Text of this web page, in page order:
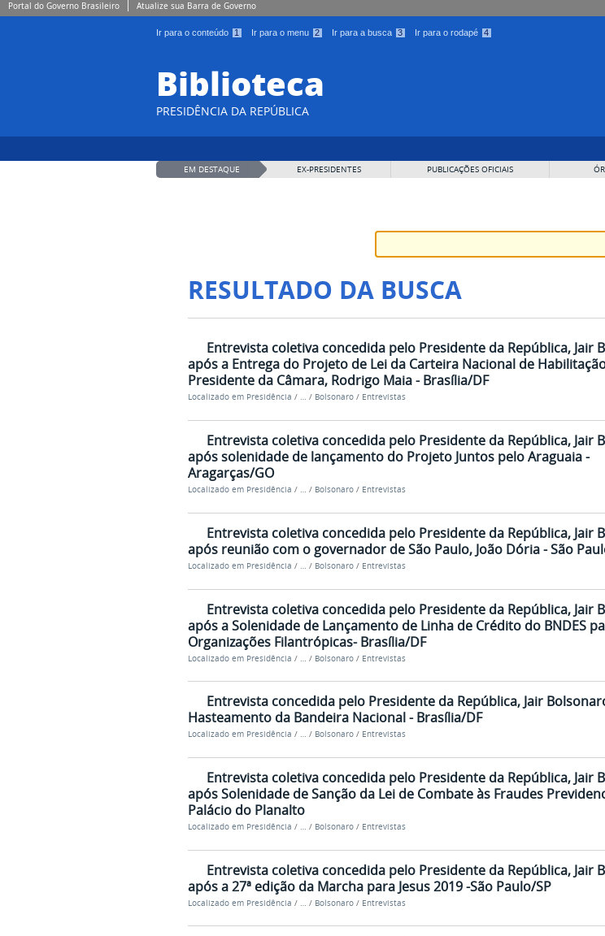
Portal do Governo Brasileiro Atualize sua Barra de Governo
Ir para o conteúdo 1 Ir para o menu 2 Ir para a busca 3 Ir para o rodapé 4
Biblioteca
PRESIDÊNCIA DA REPÚBLICA
EM DESTAQUE EX-PRESIDENTES PUBLICAÇÕES OFICIAIS
RESULTADO DA BUSCA
Entrevista coletiva concedida pelo Presidente da República, Jair
após a Entrega do Projeto de Lei da Carteira Nacional de
Presidente da Câmara, Rodrigo Maia - Brasília/DF
Localizado em Presidência / … / Bolsonaro / Entrevistas
Entrevista coletiva concedida pelo Presidente da República, Jair
após solenidade de lançamento do Projeto Juntos pelo Araguaia -
Aragarças/GO
Localizado em Presidência / … / Bolsonaro / Entrevistas
Entrevista coletiva concedida pelo Presidente da República, Jair
após reunião com o governador de São Paulo, João Dória - São
Localizado em Presidência / … / Bolsonaro / Entrevistas
Entrevista coletiva concedida pelo Presidente da República, Jair
após a Solenidade de Lançamento de Linha de Crédito do BNDES
Organizações Filantrópicas- Brasília/DF
Localizado em Presidência / / Bolsonaro / Entrevistas
Entrevista concedida pelo Presidente da República, Jair
Hasteamento da Bandeira Nacional - Brasília/DF
Localizado em Presidência / … / Bolsonaro / Entrevistas
Entrevista coletiva concedida pelo Presidente da República, Jair
após Solenidade de Sanção da Lei de Combate às Fraudes
Palácio do Planalto
Localizado em Presidência / … / Bolsonaro / Entrevistas
Entrevista coletiva concedida pelo Presidente da República, Jair
após a 27ª edição da Marcha para Jesus 2019 -São Paulo/SP
Localizado em Presidência / … / Bolsonaro / Entrevistas